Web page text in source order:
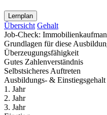
Lernplan
Übersicht Gehalt
Job-Check:
Grundlagen für diese
Überzeugungsfähigkeit
Gutes Zahlenverständnis
Selbstsicheres Auftreten
Ausbildungs- & Einstiegsgehalt
1. Jahr
2. Jahr
3. Jahr